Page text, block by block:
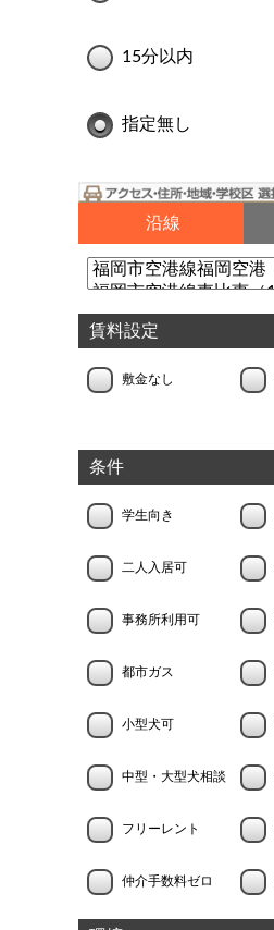
15分以内
指定無し
沿線
賃料設定
敷金なし
条件
学生向き
二人入居可
事務所利用可
都市ガス
小型犬可
中型・大型犬相談
フリーレント
仲介手数料ゼロ